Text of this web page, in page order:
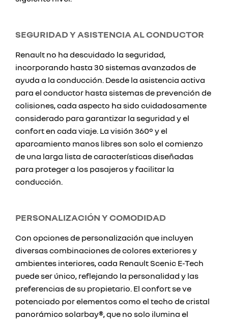
SEGURIDAD Y ASISTENCIA AL CONDUCTOR
Renault no ha descuidado la seguridad,
incorporando hasta 30 sistemas avanzados de
ayuda a la conducción. Desde la asistencia activa
para el conductor hasta sistemas de prevención de
colisiones, cada aspecto ha sido cuidadosamente
considerado para garantizar la seguridad y el
confort en cada viaje. La visión 360° y el
aparcamiento manos libres son solo el comienzo
de una larga lista de características diseñadas
para proteger a los pasajeros y facilitar la
conducción.
PERSONALIZACIÓN Y COMODIDAD
Con opciones de personalización que incluyen
diversas combinaciones de colores exteriores y
ambientes interiores, cada Renault Scenic E-Tech
puede ser único, reflejando la personalidad y las
preferencias de su propietario. El confort se ve
potenciado por elementos como el techo de cristal
panorámico solarbay®, que no solo ilumina el